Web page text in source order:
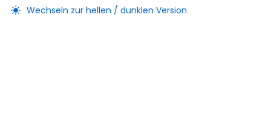
Wechseln zur hellen / dunklen Version